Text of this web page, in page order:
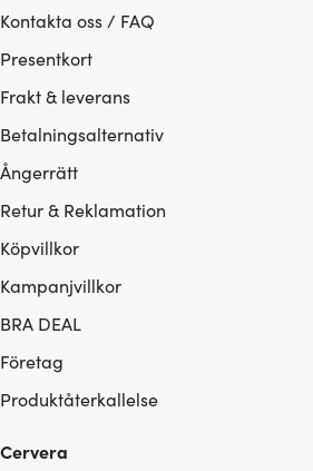
Kontakta oss / FAQ
Presentkort
Frakt & leverans
Betalningsalternativ
Ångerrätt
Retur & Reklamation
Köpvillkor
Kampanjvillkor
BRA DEAL
Företag
Produktåterkallelse
Cervera